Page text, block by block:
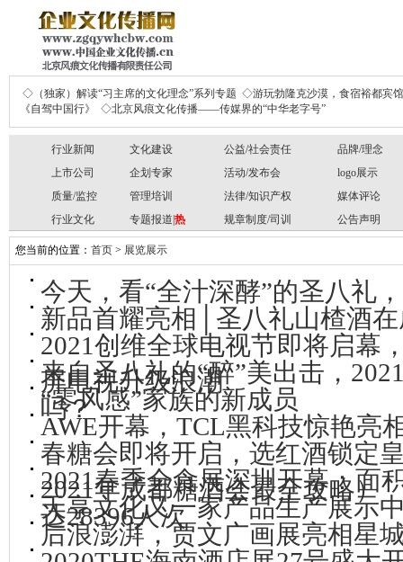
◇（独家）解读“习主席的文化理念”系列专题 ◇游玩勃隆克沙漠，食宿裕都宾馆
《自驾中国行》
◇北京风痕文化传播——传媒界的“中华老字号”
行业新闻 文化建设 公益/社会责任
品牌/理念
上市公司
企划专家 活动/发布会
logo展示
质量/监控
管理培训 法律/知识产权
媒体评论
行业文化
专题报道| 热 规章制度/司训 公告声明
您当前的位置： 首页 > 展览展示
今天，看“全汁深酵”的圣八礼
新品首耀亮相│圣八礼山楂酒
2021创维全球电视节即将启幕
屏电视升级浪潮
来自圣八礼的“醉”美出击，
吗？
“零风感”家族的新成员
AWE开幕，TCL黑科技惊艳亮
春糖会即将开启，选红酒锁定
2021年成都糖酒会最全攻略）
2021春季全食展深圳开幕：面
达28396人次
天享文化又一家产品生产展示
后浪澎湃，贾文广画展亮相星